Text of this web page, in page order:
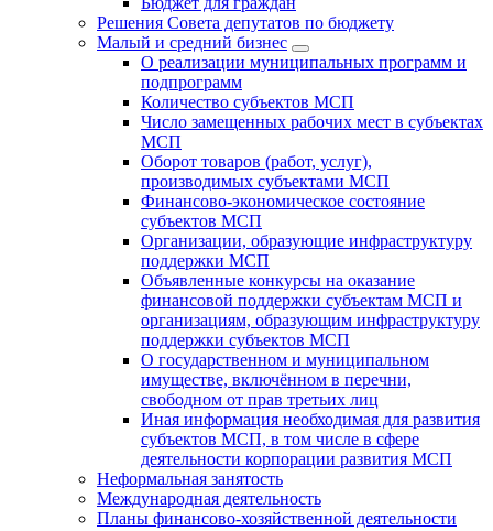
Решения Совета депутатов по бюджету
Малый и средний бизнес
О реализации муниципальных программ и
подпрограмм
Количество субъектов МСП
Число замещенных рабочих мест в субъектах
МСП
Оборот товаров (работ, услуг),
производимых субъектами МСП
Финансово-экономическое состояние
субъектов МСП
Организации, образующие инфраструктуру
поддержки МСП
Объявленные конкурсы на оказание
финансовой поддержки субъектам МСП и
организациям, образующим инфраструктуру
поддержки субъектов МСП
О государственном и муниципальном
имуществе, включённом в перечни,
свободном от прав третьих лиц
Иная информация необходимая для развития
субъектов МСП, в том числе в сфере
деятельности корпорации развития МСП
Неформальная занятость
Международная деятельность
Планы финансово-хозяйственной деятельности